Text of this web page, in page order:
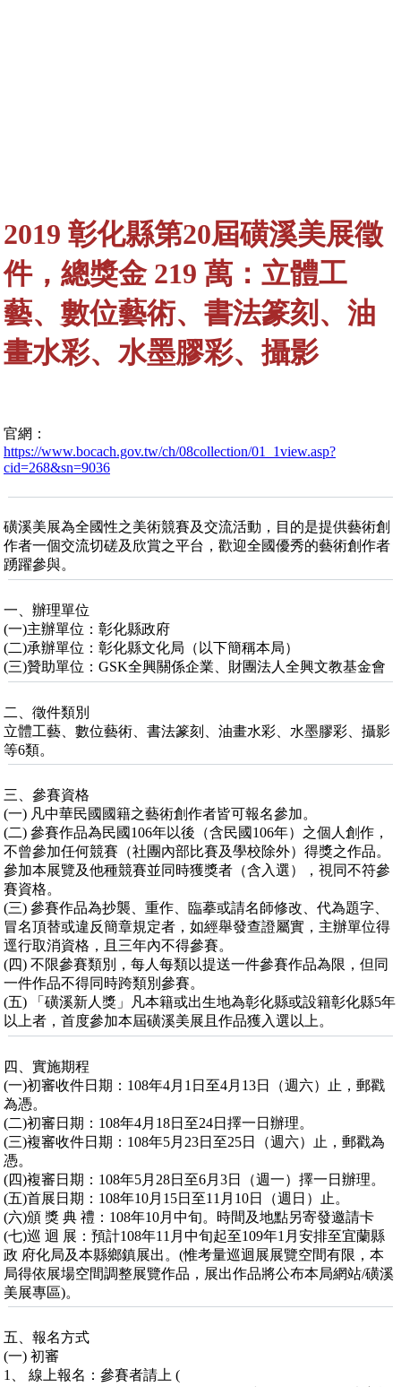
2019 彰化縣第20屆磺溪美展徵
件，總獎金 219 萬：立體工
藝、數位藝術、書法篆刻、油
畫水彩、水墨膠彩、攝影
官網：
https://www.bocach.gov.tw/ch/08collection/01_1view.asp?
cid=268&sn=9036
磺溪美展為全國性之美術競賽及交流活動，目的是提供藝術創
作者一個交流切磋及欣賞之平台，歡迎全國優秀的藝術創作者
踴躍參與。
一、辦理單位
(一)主辦單位：彰化縣政府
(二)承辦單位：彰化縣文化局（以下簡稱本局）
(三)贊助單位：GSK全興關係企業、財團法人全興文教基金會
二、徵件類別
立體工藝、數位藝術、書法篆刻、油畫水彩、水墨膠彩、攝影
等6類。
三、參賽資格
(一) 凡中華民國國籍之藝術創作者皆可報名參加。
(二) 參賽作品為民國106年以後（含民國106年）之個人創作，
不曾參加任何競賽（社團內部比賽及學校除外）得獎之作品。
參加本展覽及他種競賽並同時獲獎者（含入選），視同不符參
賽資格。
(三) 參賽作品為抄襲、重作、臨摹或請名師修改、代為題字、
冒名頂替或違反簡章規定者，如經舉發查證屬實，主辦單位得
逕行取消資格，且三年內不得參賽。
(四) 不限參賽類別，每人每類以提送一件參賽作品為限，但同
一件作品不得同時跨類別參賽。
(五) 「磺溪新人獎」凡本籍或出生地為彰化縣或設籍彰化縣5年
以上者，首度參加本屆磺溪美展且作品獲入選以上。
四、實施期程
(一)初審收件日期：108年4月1日至4月13日（週六）止，郵戳
為憑。
(二)初審日期：108年4月18日至24日擇一日辦理。
(三)複審收件日期：108年5月23日至25日（週六）止，郵戳為
憑。
(四)複審日期：108年5月28日至6月3日（週一）擇一日辦理。
(五)首展日期：108年10月15日至11月10日（週日）止。
(六)頒 獎 典 禮：108年10月中旬。時間及地點另寄發邀請卡
(七)巡 迴 展：預計108年11月中旬起至109年1月安排至宜蘭縣
政 府化局及本縣鄉鎮展出。(惟考量巡迴展展覽空間有限，本
局得依展場空間調整展覽作品，展出作品將公布本局網站/磺溪
美展專區)。
五、報名方式
(一) 初審
1、 線上報名：參賽者請上 (